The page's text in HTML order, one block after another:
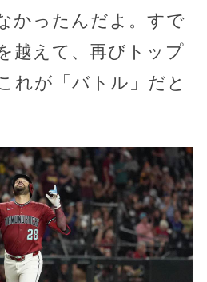
かったんだよ。すで
越えて、再びトップ
れが「バトル」だと